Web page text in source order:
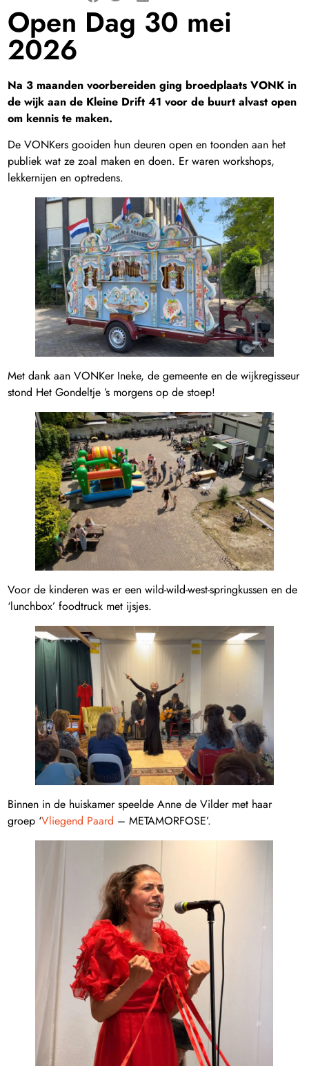
Open Dag 30 mei
2026
Na 3 maanden voorbereiden ging broedplaats VONK in
de wijk aan de Kleine Drift 41 voor de buurt alvast open
om kennis te maken.
De VONKers gooiden hun deuren open en toonden aan het
publiek wat ze zoal maken en doen. Er waren workshops,
lekkernijen en optredens.
Met dank aan VONKer Ineke, de gemeente en de wijkregisseur
stond Het Gondeltje ’s morgens op de stoep!
Voor de kinderen was er een wild-wild-west-springkussen en de
‘lunchbox’ foodtruck met ijsjes.
Binnen in de huiskamer speelde Anne de Vilder met haar
groep ‘Vliegend Paard – METAMORFOSE’.